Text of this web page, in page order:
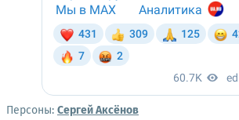
Персоны: Сергей Аксёнов